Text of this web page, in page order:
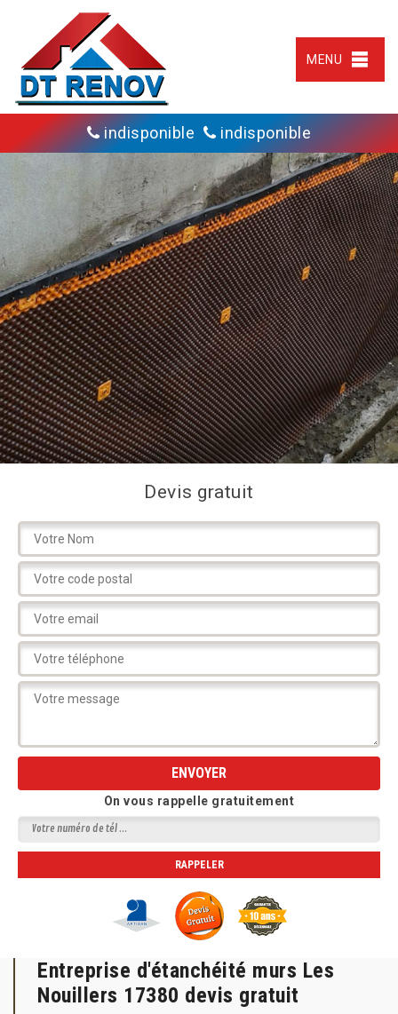
MENU
indisponible indisponible
Devis gratuit
On vous rappelle gratuitement
Entreprise d'étanchéité murs Les
Nouillers 17380 devis gratuit